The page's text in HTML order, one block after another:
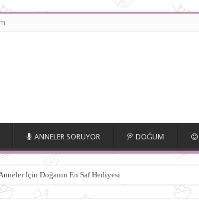
ANNELER SORUYOR DOĞUM
İçin Doğanın En Saf Hediyesi